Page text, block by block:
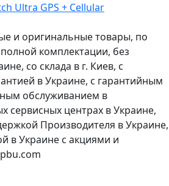
Ultra GPS + Cellular
и оригинальные товары, по
комплектации, без
со склада в г. Киев, с
в Украине, с гарантийным
обслуживанием в
сервисных центрах в Украине,
Производителя в Украине,
в Украине с акциями и